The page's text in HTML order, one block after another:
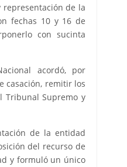
representación de la
fechas 10 y 16 de
con sucinta
acordó, por
casación, remitir los
Tribunal Supremo y
de la entidad
del recurso de
y formuló un único